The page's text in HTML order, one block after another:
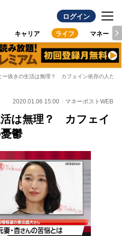
ログイン
キャリア ライフ マネー
ー抜きの生活は無理？ カフェイン依存の人たち
2020.01.06 15:00 マネーポストWEB
活は無理？ カフェイ
鬱